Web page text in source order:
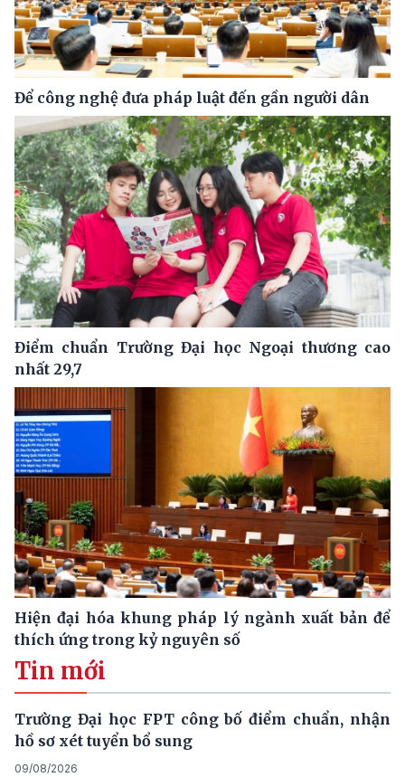
Để công nghệ đưa pháp luật đến gần người dân
Điểm chuẩn Trường Đại học Ngoại thương cao
nhất 29,7
Hiện đại hóa khung pháp lý ngành xuất bản để
thích ứng trong kỷ nguyên số
Tin mới
Trường Đại học FPT công bố điểm chuẩn, nhận
hồ sơ xét tuyển bổ sung
09/08/2026